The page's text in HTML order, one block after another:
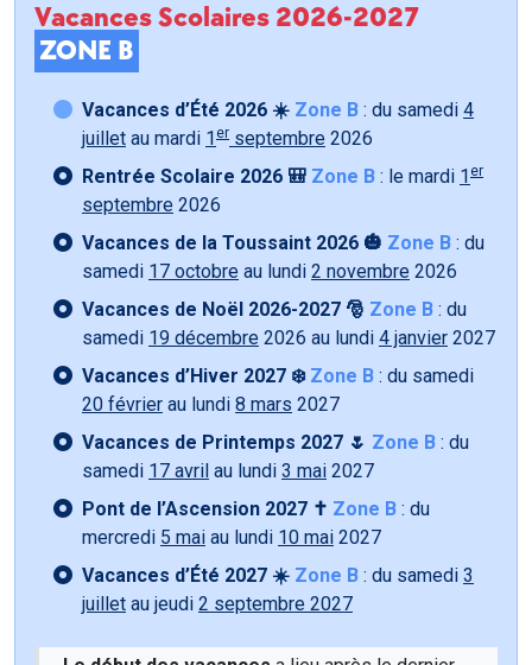
Vacances Scolaires 2026-2027
ZONE B
Vacances d’Été 2026 ☀️ Zone B : du samedi 4
juillet au mardi 1 er septembre 2026
Rentrée Scolaire 2026 🎒 Zone B : le mardi 1 er
septembre 2026
Vacances de la Toussaint 2026 🎃 Zone B : du
samedi 17 octobre au lundi 2 novembre 2026
Vacances de Noël 2026-2027 🎅 Zone B : du
samedi 19 décembre 2026 au lundi 4 janvier 2027
Vacances d’Hiver 2027 ❄️ Zone B : du samedi
20 février au lundi 8 mars 2027
Vacances de Printemps 2027 🌷 Zone B : du
samedi 17 avril au lundi 3 mai 2027
Pont de l’Ascension 2027 ✝️ Zone B : du
mercredi 5 mai au lundi 10 mai 2027
Vacances d’Été 2027 ☀️ Zone B : du samedi 3
juillet au jeudi 2 septembre 2027